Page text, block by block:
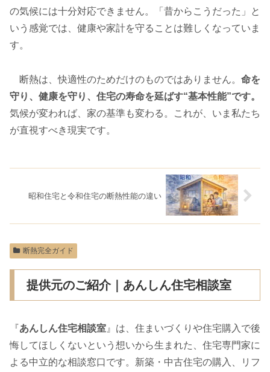
の気候には十分対応できません。「昔からこうだった」と
いう感覚では、健康や家計を守ることは難しくなっていま
す。
断熱は、快適性のためだけのものではありません。 命を
守り、健康を守り、住宅の寿命を延ばす“基本性能”です。
気候が変われば、家の基準も変わる。これが、いま私たち
が直視すべき現実です。
昭和住宅と令和住宅の断熱性能の違い
断熱完全ガイド
提供元のご紹介｜あんしん住宅相談室
『あんしん住宅相談室 』は、住まいづくりや住宅購入で後
悔してほしくないという想いから生まれた、住宅専門家に
よる中立的な相談窓口です。新築・中古住宅の購入、リフ